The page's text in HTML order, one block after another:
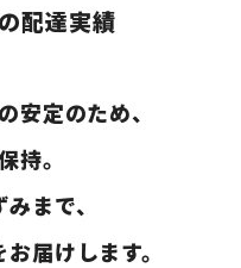
配達実績
安定のため、
持。
まで、
届けします。